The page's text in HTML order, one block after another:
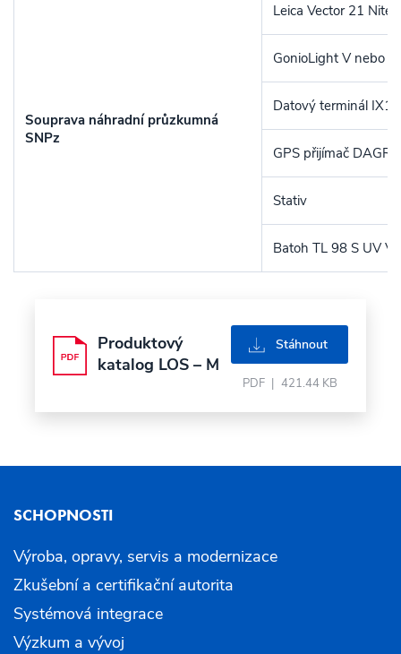
Souprava náhradní průzkumná
SNPz
Leica Vector 21 Nite
GonioLight V nebo
Datový terminál
GPS přijímač DAGR
Stativ
Batoh TL 98 S UV
pdf
Produktový
katalog LOS – M
Stáhnout
PDF | 421.44 KB
SCHOPNOSTI
Výroba, opravy, servis a modernizace
Zkušební a certifikační autorita
Systémová integrace
Výzkum a vývoj